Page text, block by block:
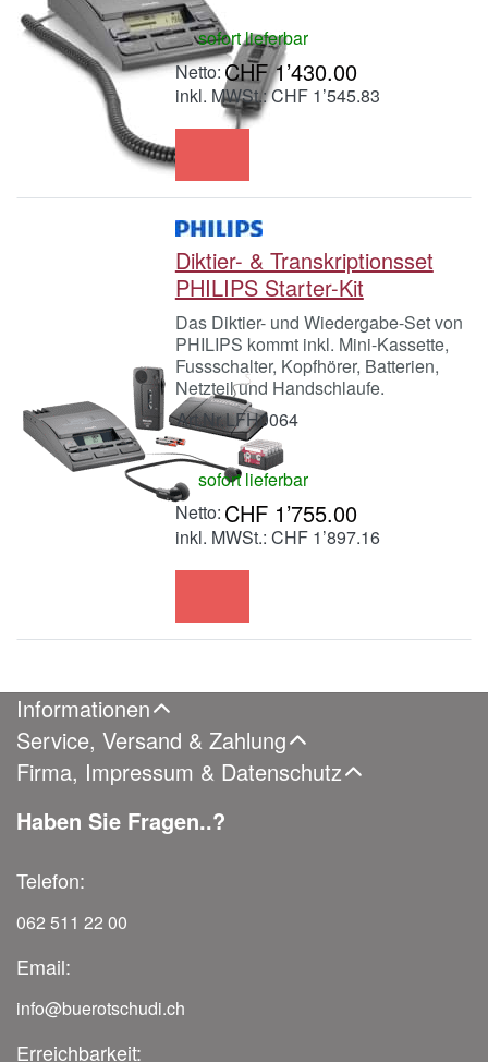
sofort lieferbar
CHF 1’430.00
inkl. MWSt.: CHF 1’545.83
Diktier- & Transkriptionsset
PHILIPS Starter-Kit
Das Diktier- und Wiedergabe-Set von
PHILIPS kommt inkl. Mini-Kassette,
Fussschalter, Kopfhörer, Batterien,
Netzteil und Handschlaufe.
Art.Nr.LFH0064
sofort lieferbar
CHF 1’755.00
inkl. MWSt.: CHF 1’897.16
Informationen
Service, Versand & Zahlung
Firma, Impressum & Datenschutz
Haben Sie Fragen..?
Telefon:
062 511 22 00
Email:
info@buerotschudi.ch
Erreichbarkeit: